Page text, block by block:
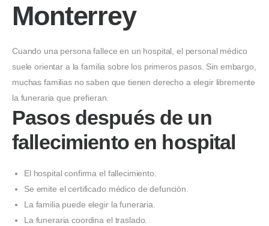
Monterrey
Cuando una persona fallece en un hospital, el personal médico
suele orientar a la familia sobre los primeros pasos. Sin embargo,
muchas familias no saben que tienen derecho a elegir libremente
la funeraria que prefieran.
Pasos después de un
fallecimiento en hospital
El hospital confirma el fallecimiento.
Se emite el certificado médico de defunción.
La familia puede elegir la funeraria.
La funeraria coordina el traslado.